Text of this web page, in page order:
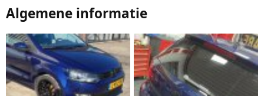
Algemene informatie